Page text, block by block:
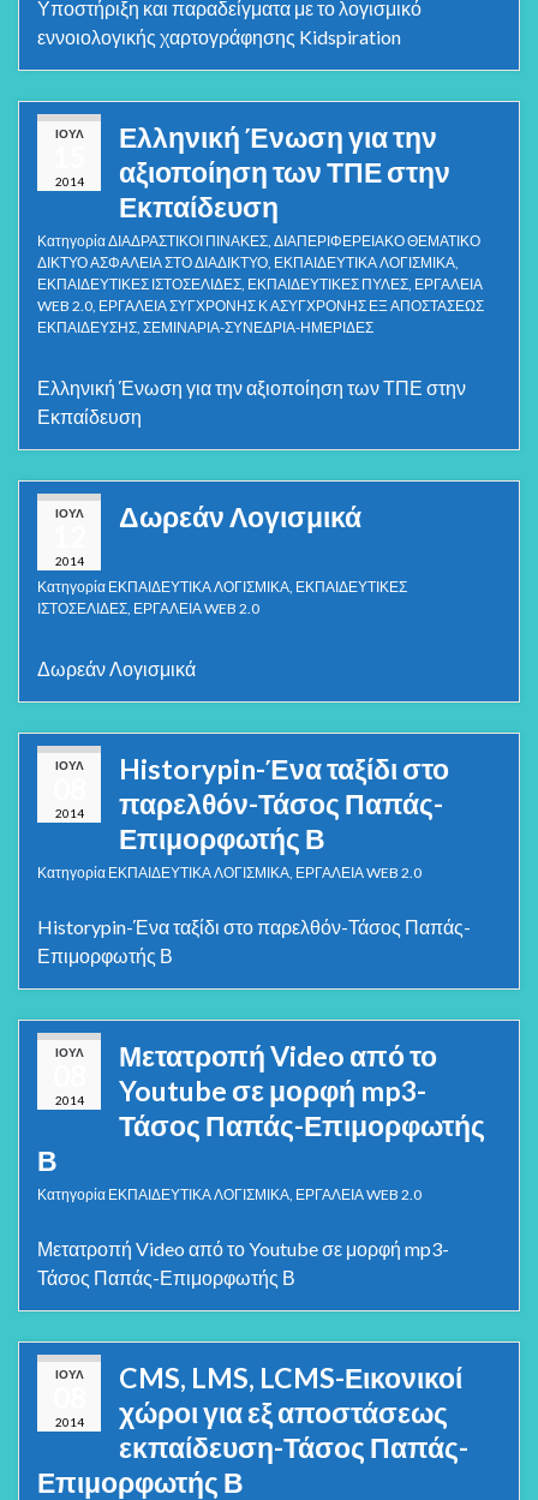
Υποστήριξη και παραδείγματα με το λογισμικό
εννοιολογικής χαρτογράφησης Kidspiration
ΙΟΎΛ
2014
Ελληνική Ένωση για την
αξιοποίηση των ΤΠΕ στην
Εκπαίδευση
ΚατηγορίαΔΙΑΔΡΑΣΤΙΚΟΙ ΠΙΝΑΚΕΣ ΔΙΑΠΕΡΙΦΕΡΕΙΑΚΟ ΘΕΜΑΤΙΚΟ
ΔΙΚΤΥΟ ΑΣΦΑΛΕΙΑ ΣΤΟ ΔΙΑΔΙΚΤΥΟ ΕΚΠΑΙΔΕΥΤΙΚΑ ΛΟΓΙΣΜΙΚΑ
ΕΚΠΑΙΔΕΥΤΙΚΕΣ ΙΣΤΟΣΕΛΙΔΕΣ ΕΚΠΑΙΔΕΥΤΙΚΕΣ ΠΥΛΕΣ ΕΡΓΑΛΕΙΑ
WEB 2.0 ΕΡΓΑΛΕΙΑ ΣΥΓΧΡΟΝΗΣ Κ ΑΣΥΓΧΡΟΝΗΣ ΕΞ ΑΠΟΣΤΑΣΕΩΣ
ΕΚΠΑΙΔΕΥΣΗΣ ΣΕΜΙΝΑΡΙΑ-ΣΥΝΕΔΡΙΑ-ΗΜΕΡΙΔΕΣ
Ελληνική Ένωση για την αξιοποίηση των ΤΠΕ στην
Εκπαίδευση
ΙΟΎΛ
2014
Δωρεάν Λογισμικά
Κατηγορία ΕΚΠΑΙΔΕΥΤΙΚΑ ΛΟΓΙΣΜΙΚΑ ΕΚΠΑΙΔΕΥΤΙΚΕΣ
ΙΣΤΟΣΕΛΙΔΕΣ ΕΡΓΑΛΕΙΑ WEB 2.0
Δωρεάν Λογισμικά
ΙΟΎΛ
2014
Historypin-Ένα ταξίδι στο
παρελθόν-Τάσος Παπάς-
Επιμορφωτής Β
Κατηγορία ΕΚΠΑΙΔΕΥΤΙΚΑ ΛΟΓΙΣΜΙΚΑ ΕΡΓΑΛΕΙΑ WEB 2.0
Historypin-Ένα ταξίδι στο παρελθόν-Τάσος Παπάς-
Επιμορφωτής Β
ΙΟΎΛ
2014
Μετατροπή Video από το
Youtube σε μορφή mp3-
Τάσος Παπάς-Επιμορφωτής
Β
Κατηγορία ΕΚΠΑΙΔΕΥΤΙΚΑ ΛΟΓΙΣΜΙΚΑ ΕΡΓΑΛΕΙΑ WEB 2.0
Μετατροπή Video από το Youtube σε μορφή mp3-
Τάσος Παπάς-Επιμορφωτής Β
ΙΟΎΛ
2014
CMS, LMS, LCMS-Εικονικοί
χώροι για εξ αποστάσεως
εκπαίδευση-Τάσος Παπάς-
Επιμορφωτής Β